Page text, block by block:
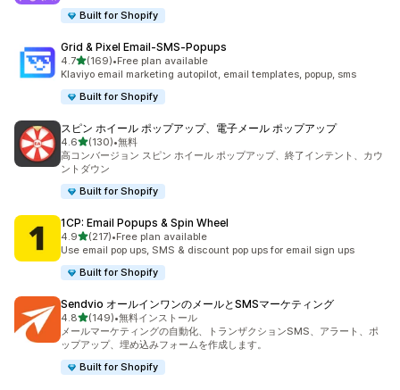
Built for Shopify
Grid & Pixel Email‑SMS‑Popups
4.75つ星中
(169)
合計レビュー数：169件
•Free plan available
Klaviyo email marketing autopilot, email templates, popup, sms
Built for Shopify
スピン ホイール ポップアップ、電子メール ポップアップ
4.65つ星中
(130)
合計レビュー数：130件
•無料
高コンバージョン スピン ホイール ポップアップ、終了インテント、カウ
ントダウン
Built for Shopify
1CP: Email Popups & Spin Wheel
4.95つ星中
(217)
合計レビュー数：217件
•Free plan available
Use email pop ups, SMS & discount pop ups for email sign ups
Built for Shopify
Sendvio オールインワンのメールとSMSマーケティング
4.85つ星中
(149)
合計レビュー数：149件
•無料インストール
メールマーケティングの自動化、トランザクションSMS、アラート、ポ
ップアップ、埋め込みフォームを作成します。
Built for Shopify